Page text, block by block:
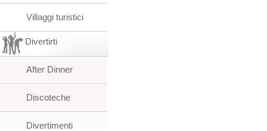
Villaggi turistici
Divertirti
After Dinner
Discoteche
Divertimenti